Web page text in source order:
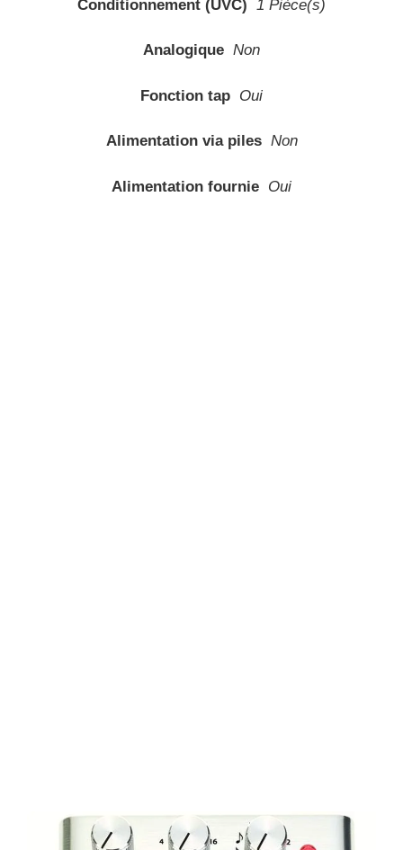
Conditionnement (UVC) 1 Pièce(s)
Analogique Non
Fonction tap Oui
Alimentation via piles Non
Alimentation fournie Oui